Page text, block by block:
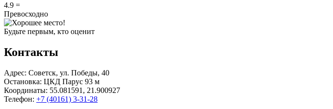
4.9 =
Превосходно
Будьте первым, кто оценит
Контакты
Адрес: Советск, ул. Победы, 40
Остановка: ЦКД Парус 93 м
Координаты: 55.081591, 21.900927
Телефон: +7 (40161) 3-31-28